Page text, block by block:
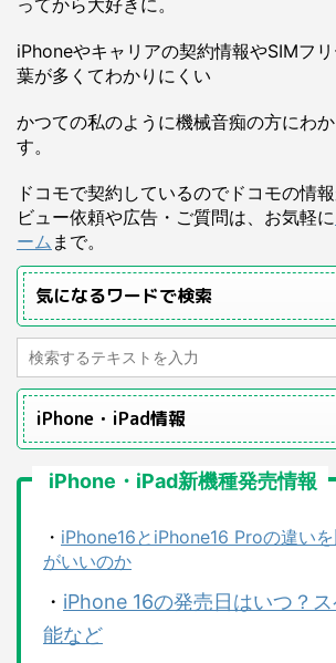
iPhoneやキャリアの契約情報やSIMフ
葉が多くてわかりにくい
かつての私のように機械音痴の方にわ
す。
ドコモで契約しているのでドコモの情
ビュー依頼や広告・ご質問は、お気軽に
ーム まで。
気になるワードで検索
iPhone・iPad情報
iPhone・iPad新機種発売情報
・ iPhone16とiPhone16 Proの違い
がいいのか
・ iPhone 16の発売日はいつ？
能など